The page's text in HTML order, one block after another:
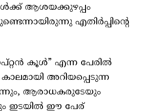
ആശയക്കുഴപ്പം
എതിര്‍പ്പിന്റെ
കൂള്‍” എന്ന പേരിൽ
അറിയപ്പെടുന്ന
ആരാധകരുടേയും
ഇടയിൽ ഈ പേര്